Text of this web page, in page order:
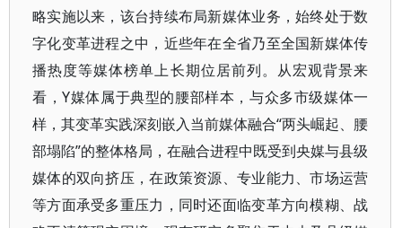
略实施以来，该台持续布局新媒体业务，始终处于数
字化变革进程之中，近些年在全省乃至全国新媒体传
播热度等媒体榜单上长期位居前列。从宏观背景来
看，Y媒体属于典型的腰部样本，与众多市级媒体一
样，其变革实践深刻嵌入当前媒体融合“两头崛起、腰
部塌陷”的整体格局，在融合进程中既受到央媒与县级
媒体的双向挤压，在政策资源、专业能力、市场运营
等方面承受多重压力，同时还面临变革方向模糊、战